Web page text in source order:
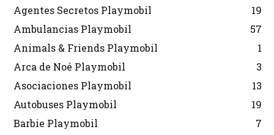
Agentes Secretos Playmobil
19
Ambulancias Playmobil
57
Animals & Friends Playmobil
1
Arca de Noé Playmobil
3
Asociaciones Playmobil
13
Autobuses Playmobil
19
Barbie Playmobil
7